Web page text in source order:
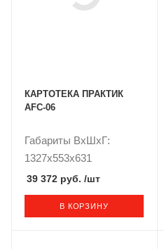
КАРТОТЕКА ПРАКТИК
AFC-06
Габариты ВxШxГ:
1327x553x631
39 372 руб. /шт
В КОРЗИНУ